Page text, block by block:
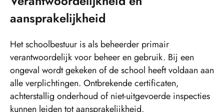
aansprakelijkheid
Het schoolbestuur is als beheerder primair
verantwoordelijk voor beheer en gebruik. Bij een
ongeval wordt gekeken of de school heeft voldaan aan
alle verplichtingen. Ontbrekende certificaten,
achterstallig onderhoud of niet-uitgevoerde inspecties
kunnen leiden tot aansprakelijkheid.